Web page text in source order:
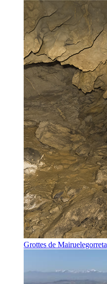
Grottes de Mairuelegorreta